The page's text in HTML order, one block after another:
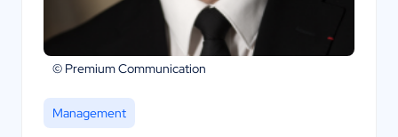
© Premium Communication
Management